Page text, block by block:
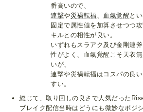
番高いので、
連撃や災禍転福 血氣覚醒 とい
固定で属性値を加算させつつ
キルとの相性が良い。
いずれもスラアク及び金剛連
性がよく、血氣覚醒こそ天衣
いが、
連撃や災禍転福はコスパの良
すい。
総じて、取り回しの良さで人気だった
ブレイク配信当時はどうにも微妙なポジ